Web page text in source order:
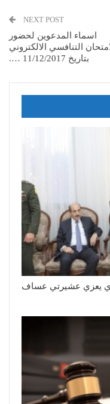
NEXT POST
اسماء المدعوين لحضور
التنافسي الالكتروني
بتاريخ 11/12/2017 ….
يعزي عشيرتي عساف